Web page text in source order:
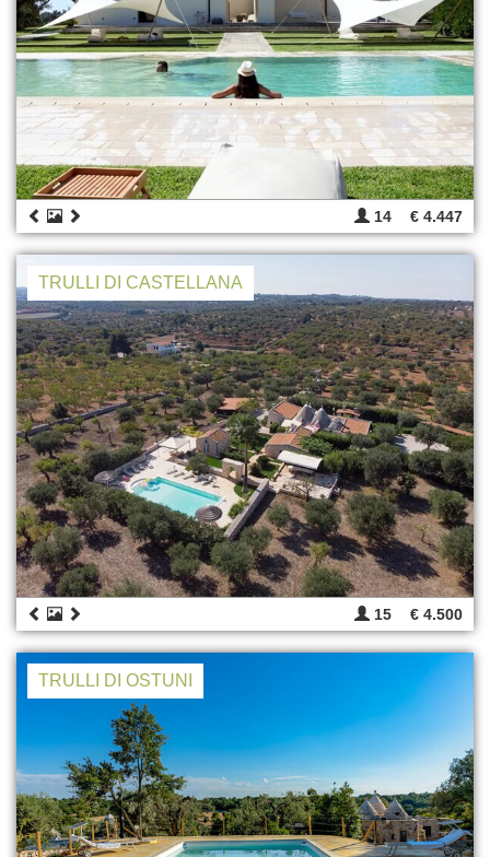
14 € 4.447
TRULLI DI CASTELLANA
15 € 4.500
TRULLI DI OSTUNI